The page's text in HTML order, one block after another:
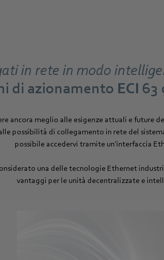
in rete in modo
di azionamento ECI 63
ancora meglio alle esigenze attuali e future
possibilità di collegamento in rete del
possibile accedervi tramite un'interfaccia
una delle tecnologie Ethernet
vantaggi per le unità decentralizzate e